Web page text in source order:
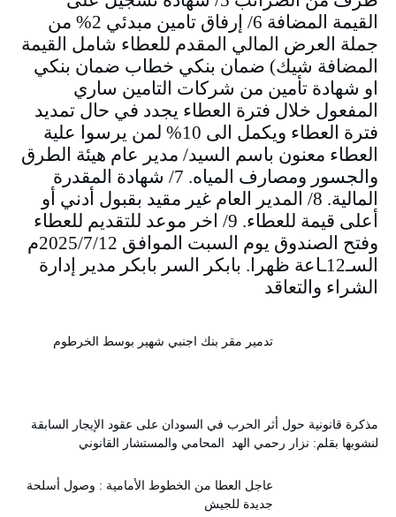
القيمة المضافة 6/ إرفاق تامين مبدئي 2% من
جملة العرض المالي المقدم للعطاء شامل القيمة
المضافة شيك) ضمان بنكي خطاب ضمان بنكي
او شهادة تأمين من شركات التامين ساري
المفعول خلال فترة العطاء يجدد في حال تمديد
فترة العطاء ويكمل الى 10% لمن يرسوا علية
العطاء معنون باسم السيد/ مدير عام هيئة الطرق
والجسور ومصارف المياه. 7/ شهادة المقدرة
المالية. 8/ المدير العام غير مقيد بقبول أدني أو
أعلى قيمة للعطاء. 9/ اخر موعد للتقديم للعطاء
وفتح الصندوق يوم السبت الموافق 2025/7/12م
السـ12ـاعة ظهرا. بابكر السر بابكر مدير إدارة
الشراء والتعاقد
تدمير مقر بنك اجنبي شهير بوسط الخرطوم
مذكرة قانونية حول أثر الحرب في السودان على عقود الإيجار السابقة
لنشوبها بقلم: نزار رحمي الهد المحامي والمستشار القانوني
عاجل العطا من الخطوط الأمامية : وصول أسلحة
جديدة للجيش